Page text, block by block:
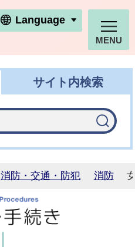
利根町ホームページ
Language
MENU
サイト内検索
消防・交通・防犯 消防